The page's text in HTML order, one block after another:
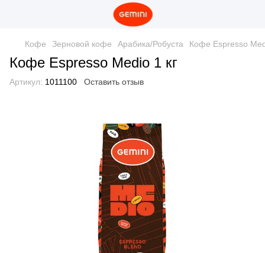
Кофе Зерновой кофе Арабика/Робуста Кофе Espresso
Кофе Espresso Medio 1 кг
Артикул: 1011100 Оставить отзыв